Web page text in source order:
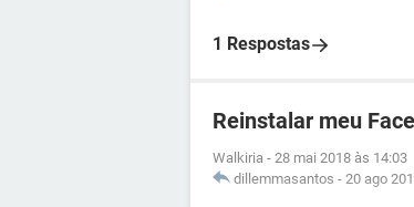
1 Respostas
Reinstalar meu
Walkiria - 28 mai 2018 às 14:03
dillemmasantos - 20 ago